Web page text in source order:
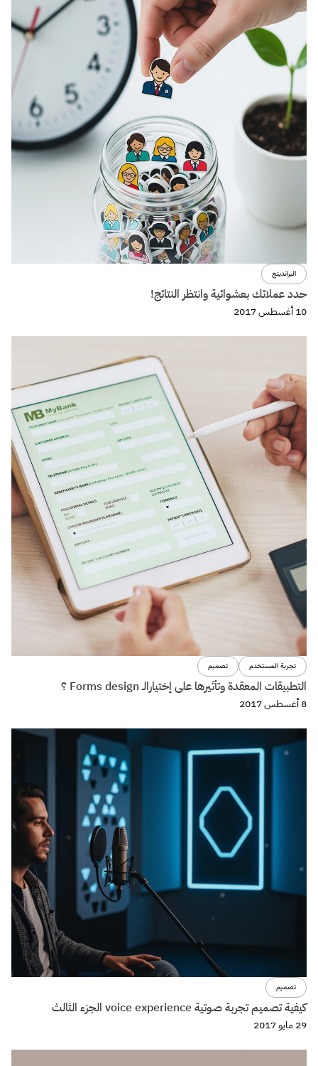
البراندينج
حدد عملائك بعشوائية وانتظر النتائج!
10 أغسطس 2017
تجربة المستخدم تصميم
التطبيقات المعقدة وتأثيرها على إختيارالـ Forms design ؟
8 أغسطس 2017
تصميم
كيفية تصميم تجربة صوتية voice experience الجزء الثالث
29 مايو 2017